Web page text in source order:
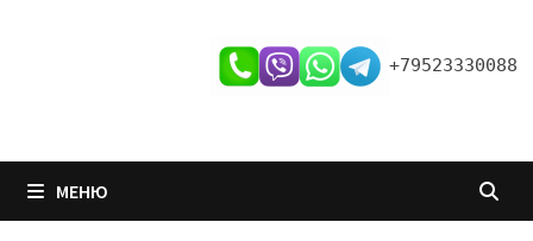
+79523330088
МЕНЮ